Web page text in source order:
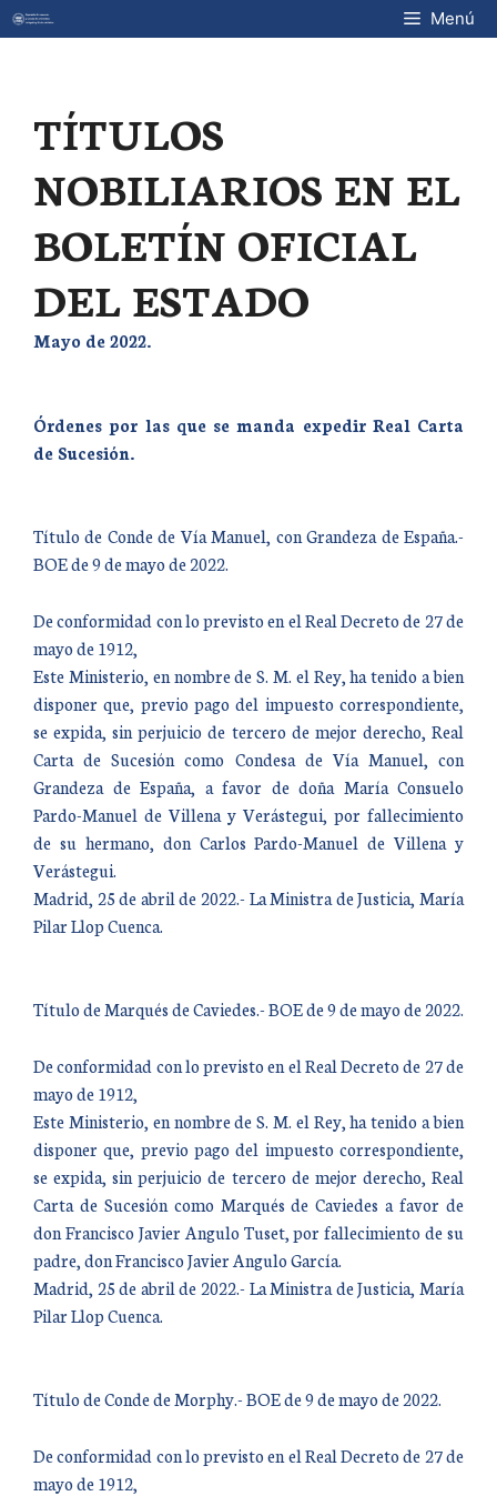
Saltar
al
Menú
TÍTULOS
NOBILIARIOS EN EL
BOLETÍN OFICIAL
DEL ESTADO
Mayo de 2022.
Órdenes por las que se manda expedir Real Carta
de Sucesión.
Título de Conde de Vía Manuel, con Grandeza de España.-
BOE de 9 de mayo de 2022.
De conformidad con lo previsto en el Real Decreto de 27 de
mayo de 1912,
Este Ministerio, en nombre de S. M. el Rey, ha tenido a bien
disponer que, previo pago del impuesto correspondiente,
se expida, sin perjuicio de tercero de mejor derecho, Real
Carta de Sucesión como Condesa de Vía Manuel, con
Grandeza de España, a favor de doña María Consuelo
Pardo-Manuel de Villena y Verástegui, por fallecimiento
de su hermano, don Carlos Pardo-Manuel de Villena y
Verástegui.
Madrid, 25 de abril de 2022.- La Ministra de Justicia, María
Pilar Llop Cuenca.
Título de Marqués de Caviedes.- BOE de 9 de mayo de 2022.
De conformidad con lo previsto en el Real Decreto de 27 de
mayo de 1912,
Este Ministerio, en nombre de S. M. el Rey, ha tenido a bien
disponer que, previo pago del impuesto correspondiente,
se expida, sin perjuicio de tercero de mejor derecho, Real
Carta de Sucesión como Marqués de Caviedes a favor de
don Francisco Javier Angulo Tuset, por fallecimiento de su
padre, don Francisco Javier Angulo García.
Madrid, 25 de abril de 2022.- La Ministra de Justicia, María
Pilar Llop Cuenca.
Título de Conde de Morphy.- BOE de 9 de mayo de 2022.
De conformidad con lo previsto en el Real Decreto de 27 de
mayo de 1912,